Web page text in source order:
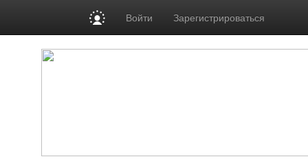
Войти Зарегистрироваться